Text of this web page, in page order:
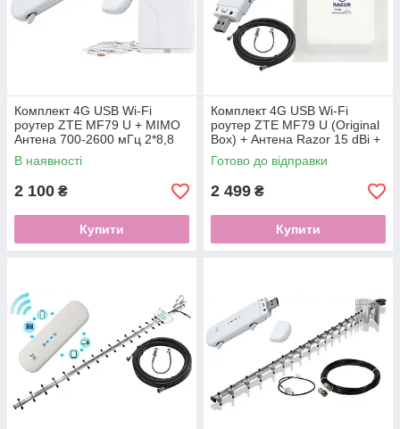
Комплект 4G USB Wi-Fi
роутер ZTE MF79 U + MIMO
Антена 700-2600 мГц 2*8,8
В наявності
2 100 ₴
Купити
Комплект 4G USB Wi-Fi
роутер ZTE MF79 U (Original
Box) + Антена Razor 15 dBi +
10 м кабелю з перехідниками
Готово до відправки
2 499 ₴
Купити